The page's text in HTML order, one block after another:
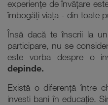
experiențe de învățare
îmbogăți viața - din toate
Însă dacă te înscrii la
participare, nu se
este vorba despre o
depinde.
Există o diferență între
investi bani în educație.